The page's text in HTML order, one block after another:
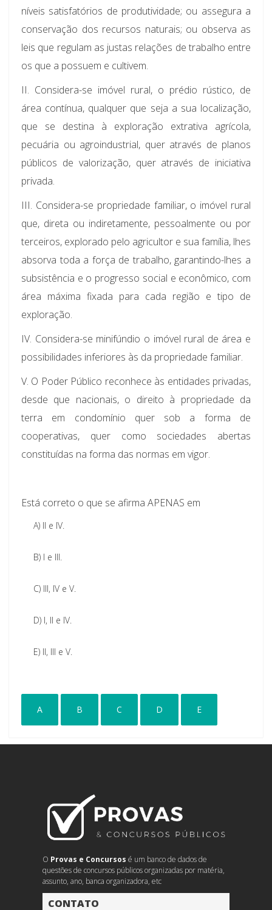
níveis satisfatórios de produtividade; ou assegura a
conservação dos recursos naturais; ou observa as
leis que regulam as justas relações de trabalho entre
os que a possuem e cultivem.
II. Considera-se imóvel rural, o prédio rústico, de
área contínua, qualquer que seja a sua localização,
que se destina à exploração extrativa agrícola,
pecuária ou agroindustrial, quer através de planos
públicos de valorização, quer através de iniciativa
privada.
III. Considera-se propriedade familiar, o imóvel rural
que, direta ou indiretamente, pessoalmente ou por
terceiros, explorado pelo agricultor e sua família, lhes
absorva toda a força de trabalho, garantindo-lhes a
subsistência e o progresso social e econômico, com
área máxima fixada para cada região e tipo de
exploração.
IV. Considera-se minifúndio o imóvel rural de área e
possibilidades inferiores às da propriedade familiar.
V. O Poder Público reconhece às entidades privadas,
desde que nacionais, o direito à propriedade da
terra em condomínio quer sob a forma de
cooperativas, quer como sociedades abertas
constituídas na forma das normas em vigor.
Está correto o que se afirma APENAS em
A) II e IV.
B) I e III.
C) III, IV e V.
D) I, II e IV.
E) II, III e V.
A B C D E
O Provas e Concursos é um banco de dados de
questões de concursos públicos organizadas por matéria,
assunto, ano, banca organizadora, etc
CONTATO